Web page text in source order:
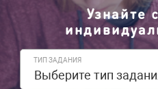
Узнайте
ТИП ЗАДАНИЯ
Выберите тип